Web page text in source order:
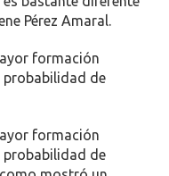
Pérez Amaral.
formación
de
formación
de